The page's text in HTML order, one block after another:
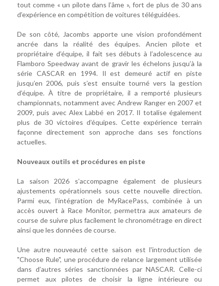
tout comme « un pilote dans l’âme », fort de plus de 30 ans
d’expérience en compétition de voitures téléguidées.
De son côté, Jacombs apporte une vision profondément
ancrée dans la réalité des équipes. Ancien pilote et
propriétaire d’équipe, il fait ses débuts à l’adolescence au
Flamboro Speedway avant de gravir les échelons jusqu’à la
série CASCAR en 1994. Il est demeuré actif en piste
jusqu’en 2006, puis s’est ensuite tourné vers la gestion
d’équipe. À titre de propriétaire, il a remporté plusieurs
championnats, notamment avec Andrew Ranger en 2007 et
2009, puis avec Alex Labbé en 2017. Il totalise également
plus de 30 victoires d’équipes. Cette expérience terrain
façonne directement son approche dans ses fonctions
actuelles.
Nouveaux outils et procédures en piste
La saison 2026 s’accompagne également de plusieurs
ajustements opérationnels sous cette nouvelle direction.
Parmi eux, l’intégration de MyRacePass, combinée à un
accès ouvert à Race Monitor, permettra aux amateurs de
course de suivre plus facilement le chronométrage en direct
ainsi que les données de course.
Une autre nouveauté cette saison est l'introduction de
"Choose Rule", une procédure de relance largement utilisée
dans d’autres séries sanctionnées par NASCAR. Celle-ci
permet aux pilotes de choisir la ligne intérieure ou